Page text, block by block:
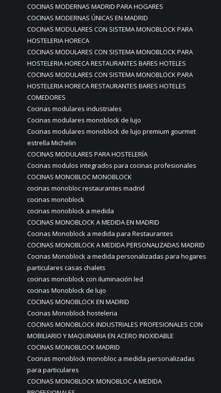
COCINAS MODERNAS MADRID PARA HOGARES
COCINAS MODERNAS ÚNICAS EN MADRID
COCINAS MODULARES CON SISTEMA MONOBLOCK PARA
HOSTELERIA HORECA
COCINAS MODULARES CON SISTEMA MONOBLOCK PARA
HOSTELERIA HORECA RESTAURANTES BARES HOTELES
COCINAS MODULARES CON SISTEMA MONOBLOCK PARA
HOSTELERIA HORECA RESTAURANTES BARES HOTELES
COMEDORES
Cocinas modulares industriales
Cocinas modulares monoblock de lujo
Cocinas modulares monoblock de lujo premium gourmet
estrella Michelin
COCINAS MODULARES PARA HOSTELERÍA
Cocinas modulos integrados para cocinas profesionales
COCINAS MONOBLOC MONOBLOCK
cocinas monobloc restaurantes madrid
cocinas monoblock
cocinas monoblock a medida
COCINAS MONOBLOCK A MEDIDA EN MADRID
Cocinas Monoblock a medida para Restaurantes
COCINAS MONOBLOCK A MEDIDA PERSONALIZADAS MADRID
Cocinas Monoblock a medida personalizadas para hogares
particulares casas chalets
cocinas monoblock con iluminación led
cocinas Monoblock de lujo
COCINAS MONOBLOCK EN MADRID
Cocinas Monoblock hosteleria
COCINAS MONOBLOCK INDUSTRIALES PROFESIONALES CON
MOBILIARIO Y MAQUINARIA EN ACERO INOXIDABLE
COCINAS MONOBLOCK MADRID
Cocinas monoblock monobloc a medida personalizadas
para particulares
COCINAS MONOBLOCK MONOBLOC A MEDIDA